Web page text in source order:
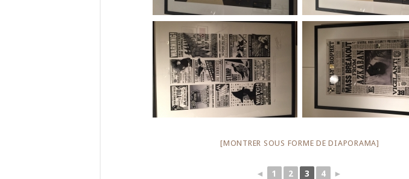
[MONTRER SOUS FORME DE DIAPORAMA]
◄ 1 2 3 4 ►